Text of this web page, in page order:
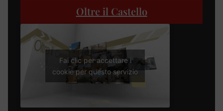
Oltre il Castello
Fai clic per accettare i
cookie per questo servizio